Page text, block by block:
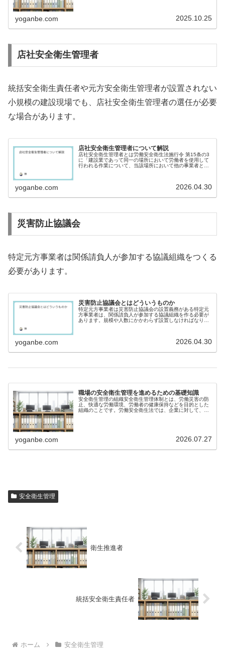
yoganbe.com 2025.10.25
店社安全衛生管理者
統括安全衛生責任者や元方安全衛生管理者が設置されない
小規模の建設現場でも、店社安全衛生管理者の選任が必要
な場合があります。
店社安全衛生管理者について解説
店社安全衛生管理者とは労働安全衛生法施行令 第15条の3
に「建設業であって同一の場所において労働者を使用して
行われる作業について、当該場所において他の事業者と労
yoganbe.com 2026.04.30
災害防止協議会
特定元方事業者は関係請負人が参加する協議組織をつくる
必要があります。
災害防止協議会とはどういうものか
特定元方事業者は災害防止協議会の設置義務がある特定元
方事業者は、関係請負人が参加する協議組織を作る必要が
あります。規模や人数にかかわらず設置しなければなりま
yoganbe.com 2026.04.30
職場の安全衛生管理を進めるための基礎知識
安全衛生管理の組織安全衛生管理体制とは、労働災害の防
止、快適な労働環境、労働者の健康保持などを目的とした
組織のことです。労働安全衛生法では、企業に対して、業
yoganbe.com 2026.07.27
安全衛生管理
衛生推進者
統括安全衛生責任者
ホーム 安全衛生管理